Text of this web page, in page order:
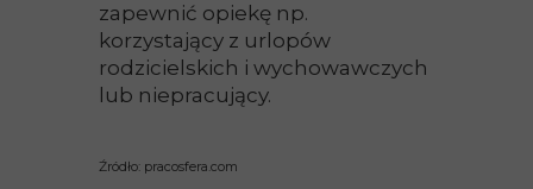
zapewnić opiekę np.
korzystający z urlopów
rodzicielskich i wychowawczych
lub niepracujący.
Źródło: pracosfera.com